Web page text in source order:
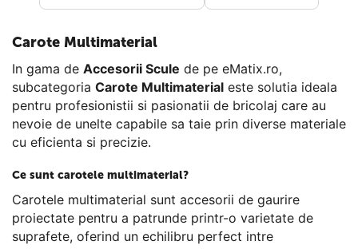
Carote Multimaterial
In gama de Accesorii Scule de pe eMatix.ro,
subcategoria Carote Multimaterial este solutia ideala
pentru profesionistii si pasionatii de bricolaj care au
nevoie de unelte capabile sa taie prin diverse materiale
cu eficienta si precizie.
Ce sunt carotele multimaterial?
Carotele multimaterial sunt accesorii de gaurire
proiectate pentru a patrunde printr-o varietate de
suprafete, oferind un echilibru perfect intre